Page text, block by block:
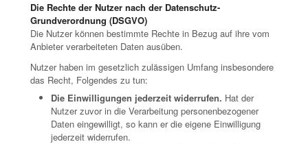
Die Rechte der Nutzer nach der Datenschutz-
Grundverordnung (DSGVO)
Die Nutzer können bestimmte Rechte in Bezug auf ihre vom
Anbieter verarbeiteten Daten ausüben.
Nutzer haben im gesetzlich zulässigen Umfang insbesondere
das Recht, Folgendes zu tun:
Die Einwilligungen jederzeit widerrufen. Hat der
Nutzer zuvor in die Verarbeitung personenbezogener
Daten eingewilligt, so kann er die eigene Einwilligung
jederzeit widerrufen.